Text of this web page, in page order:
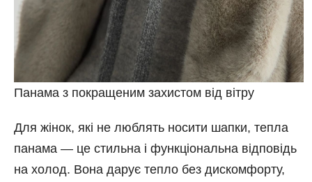
Панама з покращеним захистом від вітру
Для жінок, які не люблять носити шапки, тепла
панама — це стильна і функціональна відповідь
на холод. Вона дарує тепло без дискомфорту,